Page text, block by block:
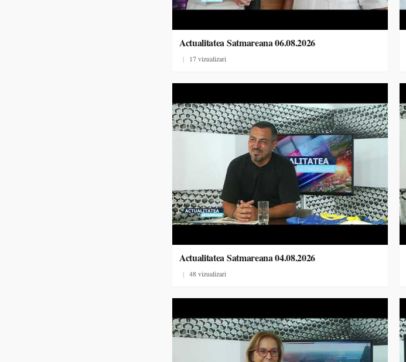
Actualitatea Satmareana 06.08.2026
| 17 vizualizari
Actualitatea Satmareana 04.08.2026
| 48 vizualizari